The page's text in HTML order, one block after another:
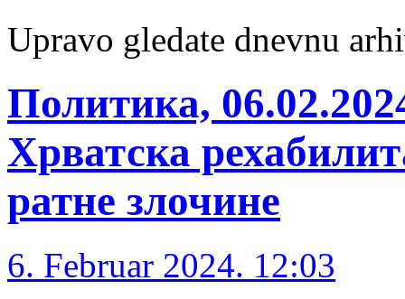
Upravo gledate dnevnu
Политика,
Хрватска
ратне злочине
6. Februar 2024. 12:03